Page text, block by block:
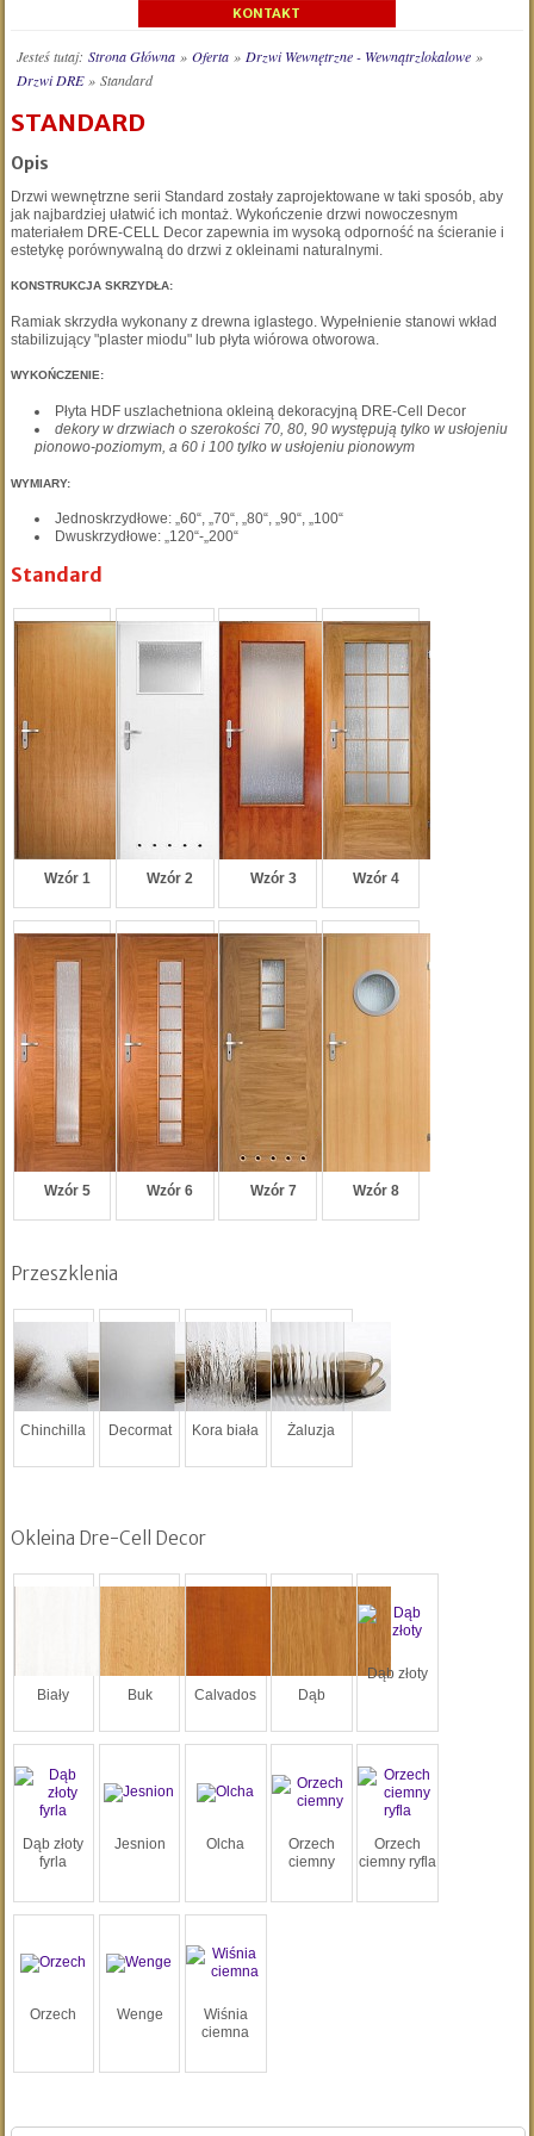
KONTAKT
Jesteś tutaj:Strona Główna »Oferta » Drzwi Wewnętrzne - Wewnątrzlokalowe »
Drzwi DRE »Standard
STANDARD
Opis
Drzwi wewnętrzne serii Standard zostały zaprojektowane w taki sposób, aby
jak najbardziej ułatwić ich montaż. Wykończenie drzwi nowoczesnym
materiałem DRE-CELL Decor zapewnia im wysoką odporność na ścieranie i
estetykę porównywalną do drzwi z okleinami naturalnymi.
KONSTRUKCJA SKRZYDŁA:
Ramiak skrzydła wykonany z drewna iglastego. Wypełnienie stanowi wkład
stabilizujący "plaster miodu" lub płyta wiórowa otworowa.
WYKOŃCZENIE:
Płyta HDF uszlachetniona okleiną dekoracyjną DRE-Cell Decor
dekory w drzwiach o szerokości 70, 80, 90 występują tylko w usłojeniu
pionowo-poziomym, a 60 i 100 tylko w usłojeniu pionowym
WYMIARY:
Jednoskrzydłowe: „60“, „70“, „80“, „90“, „100“
Dwuskrzydłowe: „120“-„200“
Standard
Wzór 1 Wzór 2 Wzór 3 Wzór 4
Wzór 5 Wzór 6 Wzór 7 Wzór 8
Przeszklenia
Chinchilla Decormat Kora biała Żaluzja
Okleina Dre-Cell Decor
Biały Buk Calvados Dąb
Dąb złoty
Dąb złoty
fyrla
Jesnion Olcha
Orzech
ciemny
Orzech
ciemny ryfla
Orzech Wenge
Wiśnia
ciemna